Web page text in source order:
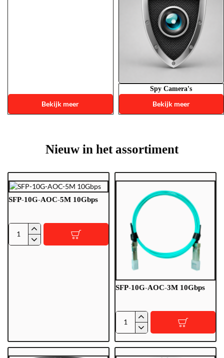
Bekijk meer
Spy Camera's
Bekijk meer
Nieuw in het assortiment
SFP-10G-AOC-5M 10Gbps
SFP-
SFP-10G-AOC-3M 10Gbps
SFP-
AOC-